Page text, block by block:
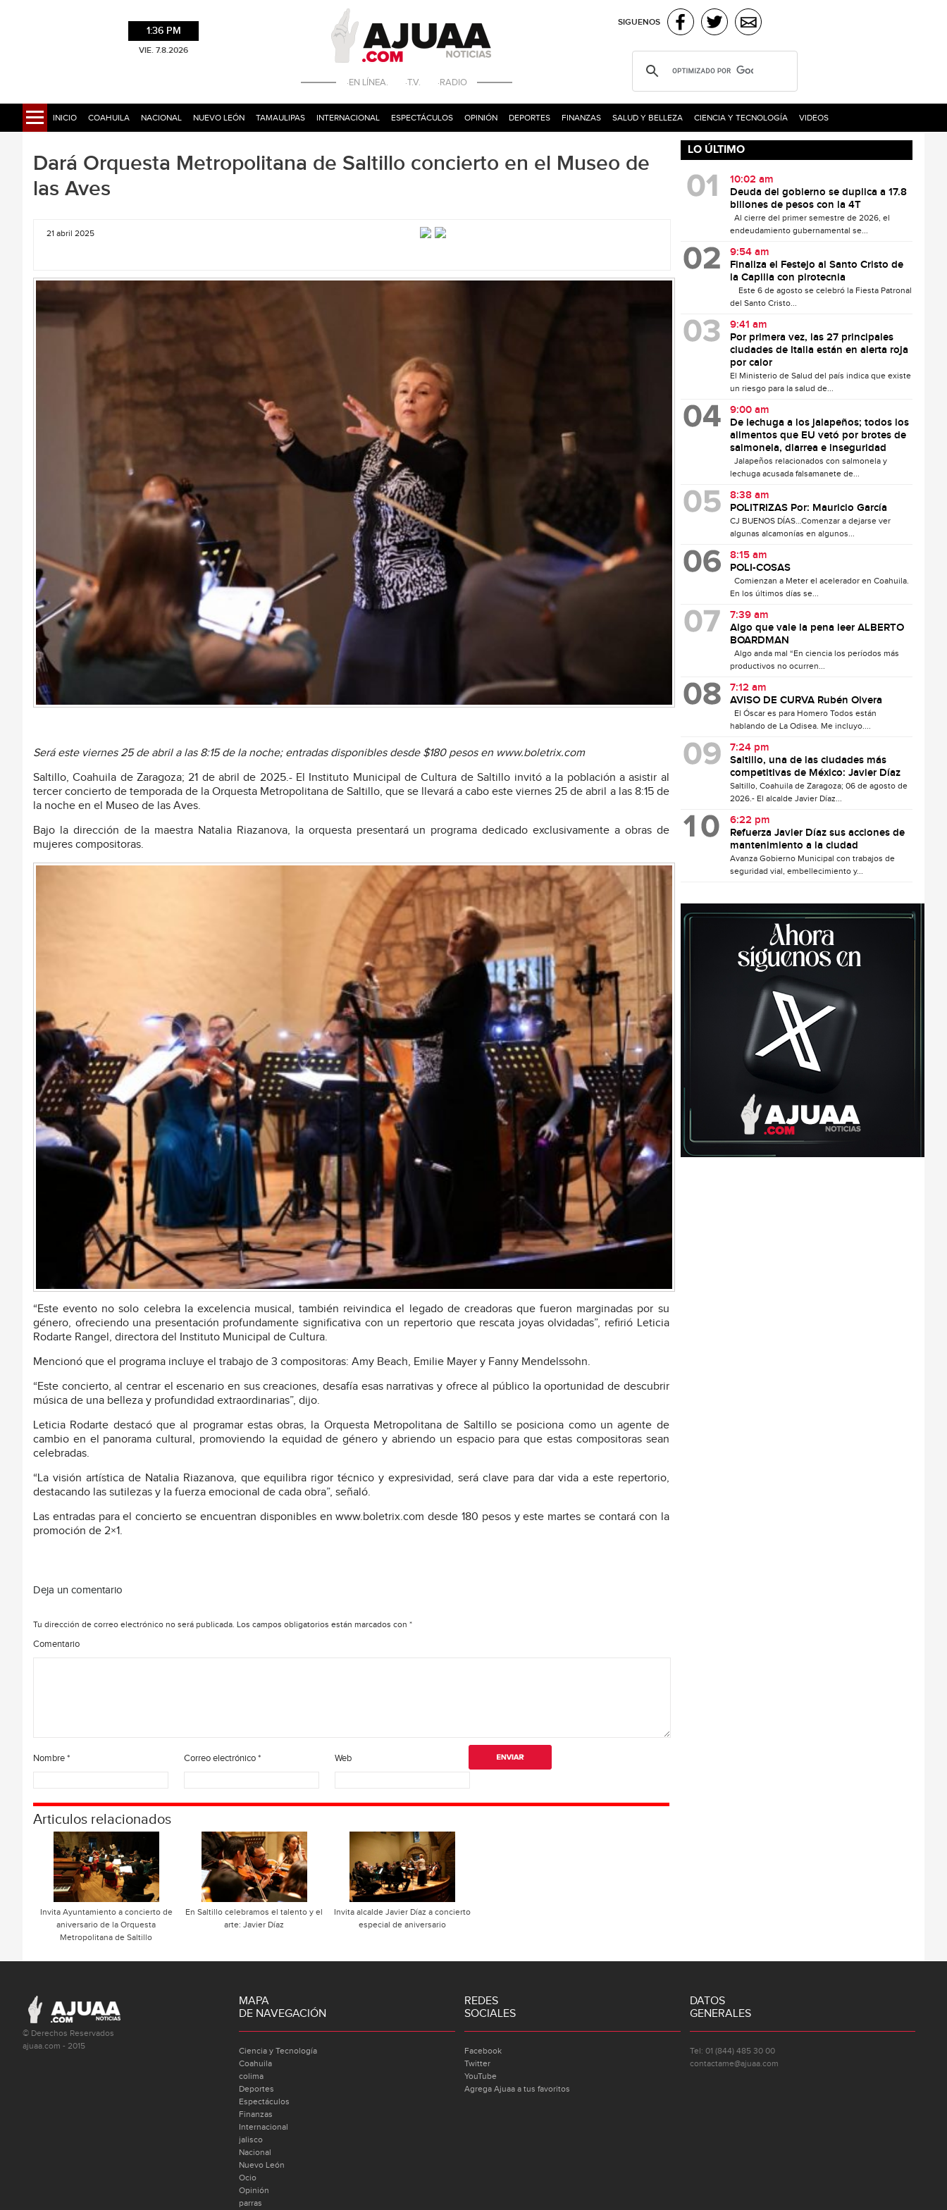
1:36 PM
VIE. 7.8.2026
·EN LÍNEA. ·T.V. ·RADIO
SIGUENOS
INICIO COAHUILA NACIONAL NUEVO LEÓN TAMAULIPAS INTERNACIONAL ESPECTÁCULOS OPINIÓN DEPORTES FINANZAS SALUD Y BELLEZA CIENCIA Y TECNOLOGÍA VIDEOS
Dará Orquesta Metropolitana de Saltillo concierto en el Museo de
las Aves
21 abril 2025
Será este viernes 25 de abril a las 8:15 de la noche; entradas disponibles desde $180 pesos en www.boletrix.com
Saltillo, Coahuila de Zaragoza; 21 de abril de 2025.- El Instituto Municipal de Cultura de Saltillo invitó a la población a asistir al
tercer concierto de temporada de la Orquesta Metropolitana de Saltillo, que se llevará a cabo este viernes 25 de abril a las 8:15 de
la noche en el Museo de las Aves.
Bajo la dirección de la maestra Natalia Riazanova, la orquesta presentará un programa dedicado exclusivamente a obras de
mujeres compositoras.
“Este evento no solo celebra la excelencia musical, también reivindica el legado de creadoras que fueron marginadas por su
género, ofreciendo una presentación profundamente significativa con un repertorio que rescata joyas olvidadas”, refirió Leticia
Rodarte Rangel, directora del Instituto Municipal de Cultura.
Mencionó que el programa incluye el trabajo de 3 compositoras: Amy Beach, Emilie Mayer y Fanny Mendelssohn.
“Este concierto, al centrar el escenario en sus creaciones, desafía esas narrativas y ofrece al público la oportunidad de descubrir
música de una belleza y profundidad extraordinarias”, dijo.
Leticia Rodarte destacó que al programar estas obras, la Orquesta Metropolitana de Saltillo se posiciona como un agente de
cambio en el panorama cultural, promoviendo la equidad de género y abriendo un espacio para que estas compositoras sean
celebradas.
“La visión artística de Natalia Riazanova, que equilibra rigor técnico y expresividad, será clave para dar vida a este repertorio,
destacando las sutilezas y la fuerza emocional de cada obra”, señaló.
Las entradas para el concierto se encuentran disponibles en www.boletrix.com desde 180 pesos y este martes se contará con la
promoción de 2×1.
Deja un comentario
Tu dirección de correo electrónico no será publicada. Los campos obligatorios están marcados con *
Comentario
Nombre* Correo electrónico* Web
Articulos relacionados
Invita Ayuntamiento a concierto de
aniversario de la Orquesta
Metropolitana de Saltillo
En Saltillo celebramos el talento y el
arte: Javier Díaz
Invita alcalde Javier Díaz a concierto
especial de aniversario
LO ÚLTIMO
10:02 am
Deuda del gobierno se duplica a 17.8
billones de pesos con la 4T
Al cierre del primer semestre de 2026, el
endeudamiento gubernamental se...
9:54 am
Finaliza el Festejo al Santo Cristo de
la Capilla con pirotecnia
Este 6 de agosto se celebró la Fiesta Patronal
del Santo Cristo...
9:41 am
Por primera vez, las 27 principales
ciudades de Italia están en alerta roja
por calor
El Ministerio de Salud del país indica que existe
un riesgo para la salud de...
9:00 am
De lechuga a los jalapeños; todos los
alimentos que EU vetó por brotes de
salmonela, diarrea e inseguridad
Jalapeños relacionados con salmonela y
lechuga acusada falsamanete de...
8:38 am
POLITRIZAS Por: Mauricio García
CJ BUENOS DÍAS…Comenzar a dejarse ver
algunas alcamonías en algunos...
8:15 am
POLI-COSAS
Comienzan a Meter el acelerador en Coahuila.
En los últimos días se...
7:39 am
Algo que vale la pena leer ALBERTO
BOARDMAN
Algo anda mal “En ciencia los períodos más
productivos no ocurren...
7:12 am
AVISO DE CURVA Rubén Olvera
El Óscar es para Homero Todos están
hablando de La Odisea. Me incluyo....
7:24 pm
Saltillo, una de las ciudades más
competitivas de México: Javier Díaz
Saltillo, Coahuila de Zaragoza; 06 de agosto de
2026.- El alcalde Javier Díaz...
6:22 pm
Refuerza Javier Díaz sus acciones de
mantenimiento a la ciudad
Avanza Gobierno Municipal con trabajos de
seguridad vial, embellecimiento y...
© Derechos Reservados
ajuaa.com - 2015
MAPA
DE NAVEGACIÓN
Ciencia y Tecnología
Coahuila
colima
Deportes
Espectáculos
Finanzas
Internacional
jalisco
Nacional
Nuevo León
Ocio
Opinión
parras
REDES
SOCIALES
Facebook
Twitter
YouTube
Agrega Ajuaa a tus favoritos
DATOS
GENERALES
Tel: 01 (844) 485 30 00
contactame@ajuaa.com